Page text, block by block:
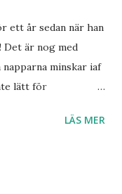
ett år sedan när han
Det är nog med
napparna minskar iaf
lätt för
riktigt än, men det
LÄS MER